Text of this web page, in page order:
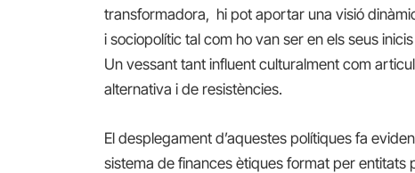
transformadora, hi pot aportar una visió
i sociopolític tal com ho van ser en els seus
Un vessant tant influent culturalment com
alternativa i de resistències.
El desplegament d’aquestes polítiques fa
sistema de finances ètiques format per